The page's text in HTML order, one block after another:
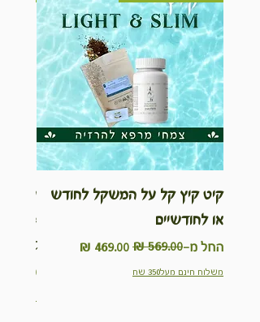
קיט קיץ קל על המשקל לחודש
או לחודשיים
החל מ-
מחיר רגיל
מחיר מבצע
משלוח חינם מעל350 שח
ערכת
Kit
מחיר